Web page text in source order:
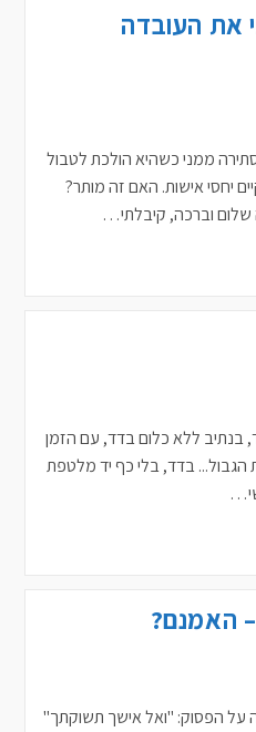
את העובדה
ממני כשהיא הולכת לטבול
יחסי אישות. האם זה מותר?
שלום וברכה, קיבלתי…
בנתיב ללא כלום בדד, עם הזמן
הגבול... בדד, בלי כף יד מלטפת
האמנם?
על הפסוק: "ואל אישך תשוקתך"